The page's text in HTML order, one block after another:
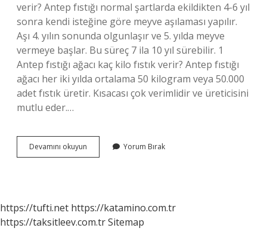
verir? Antep fıstığı normal şartlarda ekildikten 4-6 yıl
sonra kendi isteğine göre meyve aşılaması yapılır.
Aşı 4. yılın sonunda olgunlaşır ve 5. yılda meyve
vermeye başlar. Bu süreç 7 ila 10 yıl sürebilir. 1
Antep fıstığı ağacı kaç kilo fıstık verir? Antep fıstığı
ağacı her iki yılda ortalama 50 kilogram veya 50.000
adet fıstık üretir. Kısacası çok verimlidir ve üreticisini
mutlu eder.…
Devamını okuyun
Ağacı
Yorum Bırak
https://tufti.net https://katamino.com.tr
https://taksitleev.com.trSitemap